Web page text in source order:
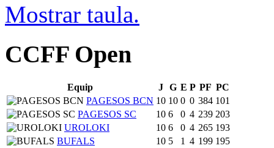
Mostrar taula.
CCFF Open
Equip J G E P PF PC
PAGESOS BCN 10 10 0 0 384 101
PAGESOS SC
10 6 0 4 239 203
UROLOKI
10 6 0 4 265 193
BUFALS
10 5 1 4 199 195